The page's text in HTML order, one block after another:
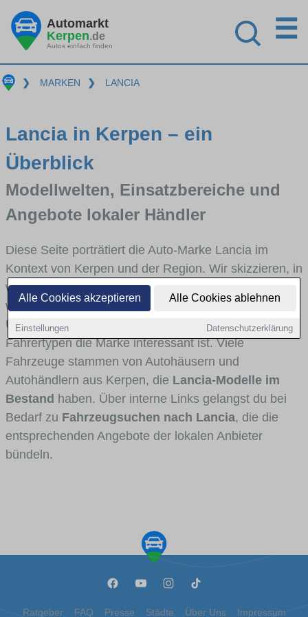
Alle Cookies akzeptieren Alle Cookies ablehnen
Einstellungen Datenschutzerklärung
Automarkt
Kerpen.de
Autos einfach finden
☰
❯ MARKEN ❯ LANCIA
Lancia in Kerpen – ein
Überblick
Modellwelten, Einsatzbereiche und
Angebote lokaler Händler
Diese Seite porträtiert die Auto-Marke Lancia im
Kontext von Kerpen und der Region. Wir skizzieren, in
welchen Fahrzeugklassen Lancia stark vertreten ist,
welche Modellreihen häufig im Stadt- und
Umlandverkehr zu sehen sind und für welche
Fahrertypen die Marke interessant ist. Viele
Fahrzeuge stammen von Autohäusern und
Autohändlern aus Kerpen, die Lancia-Modelle im
Bestand haben. Über interne Links gelangst du bei
Bedarf zu Fahrzeugsuchen nach Lancia, die die
entsprechenden Angebote der lokalen Anbieter
bündeln.
Ratgeber FAQ Presse Städte Über Uns Impressum